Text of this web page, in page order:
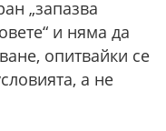
„запазва
и няма да
опитвайки се
а не